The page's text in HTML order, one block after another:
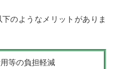
のようなメリットがありま
等の負担軽減